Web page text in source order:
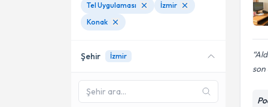
Tel Uygulaması
İzmir
Konak
Şehir İzmir